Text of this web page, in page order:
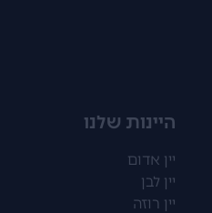
היינות שלנו
יין אדום
יין לבן
יין רוזה